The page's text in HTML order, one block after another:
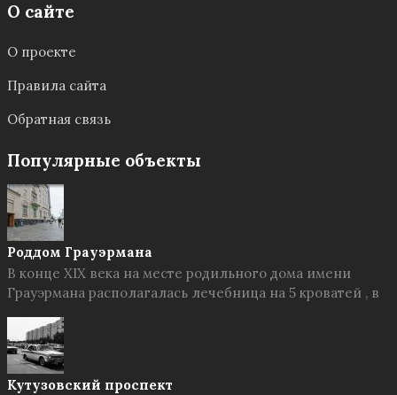
О сайте
О проекте
Правила сайта
Обратная связь
Популярные объекты
Роддом Грауэрмана
В конце XIX века на месте родильного дома имени
Грауэрмана располагалась лечебница на 5 кроватей , в
Кутузовский проспект